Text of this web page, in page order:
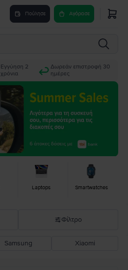
Πούλησε Αγόρασε
Εγγύηση 2
χρόνια
Δωρεάν επιστροφή 30
ημέρες
Laptops Smartwatches
Φίλτρο
Samsung Xiaomi